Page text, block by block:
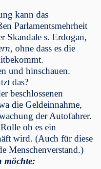
kann das
Parlamentsmehrheit
Skandale s. Erdogan,
, ohne dass es die
und hinschauen.
das?
beschlossenen
die Geldeinnahme,
der Autofahrer.
ob es ein
wird. (Auch für diese
Menschenverstand.)
möchte: